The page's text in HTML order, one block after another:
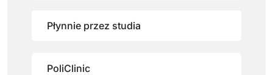
Płynnie przez studia
PoliClinic